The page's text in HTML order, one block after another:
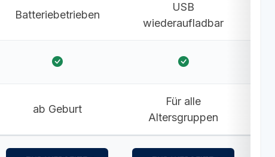
Batteriebetrieben
USB
wiederaufladbar
ab Geburt
Für alle
Altersgruppen